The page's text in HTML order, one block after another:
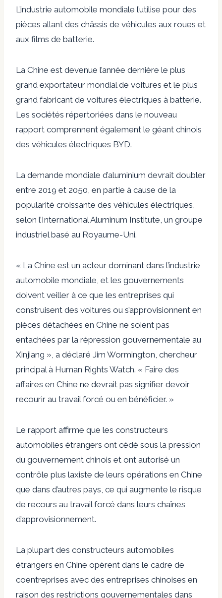
L’industrie automobile mondiale l’utilise pour des
pièces allant des châssis de véhicules aux roues et
aux films de batterie.
La Chine est devenue l’année dernière le plus
grand exportateur mondial de voitures et le plus
grand fabricant de voitures électriques à batterie.
Les sociétés répertoriées dans le nouveau
rapport comprennent également le géant chinois
des véhicules électriques BYD.
La demande mondiale d’aluminium devrait doubler
entre 2019 et 2050, en partie à cause de la
popularité croissante des véhicules électriques,
selon l’International Aluminum Institute, un groupe
industriel basé au Royaume-Uni.
« La Chine est un acteur dominant dans l’industrie
automobile mondiale, et les gouvernements
doivent veiller à ce que les entreprises qui
construisent des voitures ou s’approvisionnent en
pièces détachées en Chine ne soient pas
entachées par la répression gouvernementale au
Xinjiang », a déclaré Jim Wormington, chercheur
principal à Human Rights Watch. « Faire des
affaires en Chine ne devrait pas signifier devoir
recourir au travail forcé ou en bénéficier. »
Le rapport affirme que les constructeurs
automobiles étrangers ont cédé sous la pression
du gouvernement chinois et ont autorisé un
contrôle plus laxiste de leurs opérations en Chine
que dans d’autres pays, ce qui augmente le risque
de recours au travail forcé dans leurs chaînes
d’approvisionnement.
La plupart des constructeurs automobiles
étrangers en Chine opèrent dans le cadre de
coentreprises avec des entreprises chinoises en
raison des restrictions gouvernementales dans